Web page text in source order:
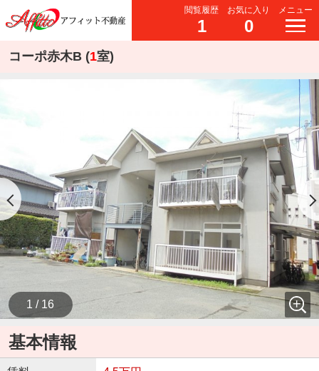
閲覧履歴
1
お気に入り
0
メニュー
コーポ赤木B (1室)
1 / 16
基本情報